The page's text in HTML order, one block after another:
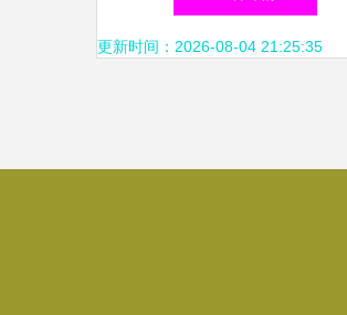
更新时间：2026-08-04 21:25:35